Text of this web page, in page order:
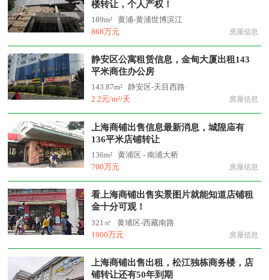
楼转让，个人产权！
189m² 黄浦-黄浦世博滨江
868万元
房屋信息
静安区公寓租赁信息，金甸大厦出租143
平米商住办公房
143.87m² 静安区-天目西路
2.2元/m²/天
房屋信息
上海商铺出售信息最新消息，城隍庙有
136平米店铺转让
136m² 黄浦区 - 南浦大桥
700万元
房屋信息
看上海商铺出售实景图片就能知道店铺租
金十分可观！
321㎡
黄埔区-西藏南路
1900万元
房屋信息
上海商铺出售出租，松江独栋商务楼，店
铺转让还有50年到期